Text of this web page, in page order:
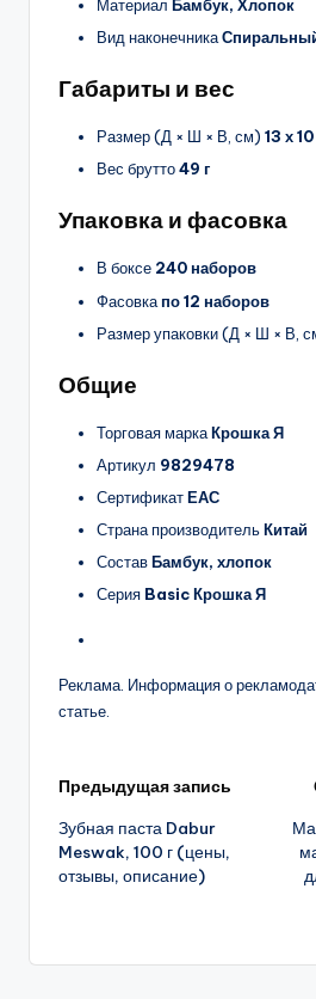
Материал Бамбук, Хлопок
Вид наконечника
Габариты и вес
Размер (Д × Ш × В, см) 13 х
Вес брутто49 г
Упаковка и фасовка
В боксе 240 наборов
Фасовкапо 12 наборов
Размер упаковки (Д × Ш × В,
Общие
Торговая маркаКрошка Я
Артикул 9829478
СертификатЕАС
Страна производительКитай
СоставБамбук, хлопок
Серия Basic Крошка Я
Реклама. Информация о
статье.
Навигация
записи
Предыдущая запись
Зубная паста Dabur
Meswak, 100 г (цены,
отзывы, описание)